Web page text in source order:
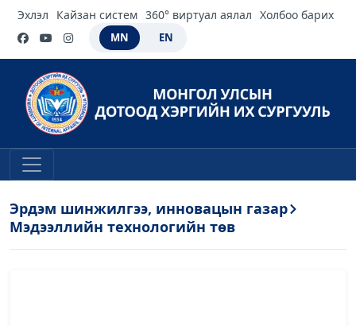
Эхлэл Кайзан систем 360° виртуал аялал Холбоо барих
MN EN
Эрдэм шинжилгээ, инновацын газар
Мэдээллийн технологийн төв